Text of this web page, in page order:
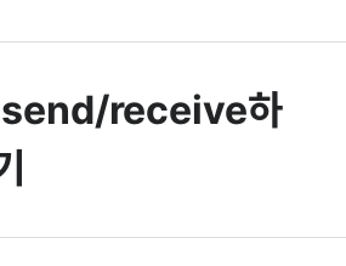
send/receive하